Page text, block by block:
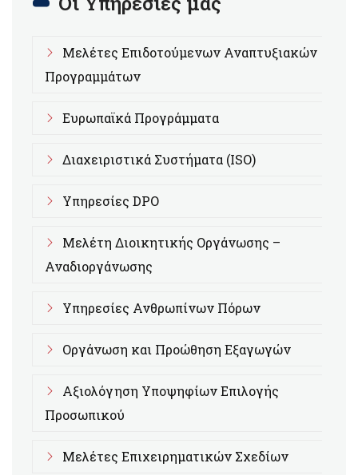
Μελέτες Επιδοτούμενων Αναπτυξιακών
Προγραμμάτων
Ευρωπαϊκά Προγράμματα
Διαχειριστικά Συστήματα (ISO)
Υπηρεσίες DPO
Μελέτη Διοικητικής Οργάνωσης –
Αναδιοργάνωσης
Υπηρεσίες Ανθρωπίνων Πόρων
Οργάνωση και Προώθηση Εξαγωγών
Αξιολόγηση Υποψηφίων Επιλογής
Προσωπικού
Μελέτες Επιχειρηματικών Σχεδίων